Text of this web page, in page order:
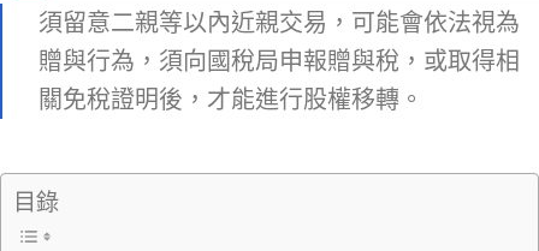
須留意二親等以內近親交易，可能會依法視為
贈與行為，須向國稅局申報贈與稅，或取得相
關免稅證明後，才能進行股權移轉。
目錄